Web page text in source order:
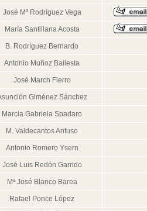
José Mª Rodríguez Vega
María Santillana Acosta
B. Rodríguez Bernardo
Antonio Muñoz Ballesta
José March Fierro
Giménez Sánchez
Marcia Gabriela Spadaro
M. Valdecantos Anfuso
Antonio Romero Ysern
José Luis Redón Garrido
Mª José Blanco Barea
Rafael Ponce López